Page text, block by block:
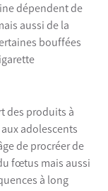
dépendent de
aussi de la
bouffées
des produits à
adolescents
de procréer de
fœtus mais aussi
à long